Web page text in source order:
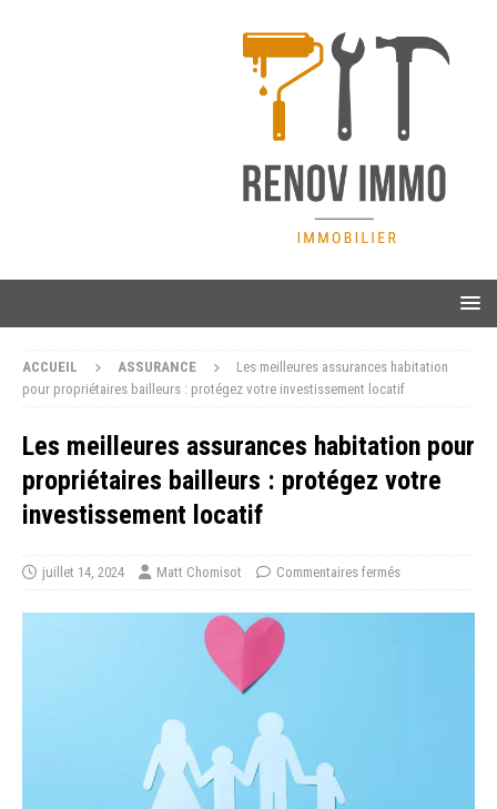
ACCUEIL ASSURANCE
Les meilleures assurances habitation
pour propriétaires bailleurs : protégez votre investissement locatif
Les meilleures assurances habitation pour
propriétaires bailleurs : protégez votre
investissement locatif
juillet 14, 2024 Matt Chomisot Commentaires fermés